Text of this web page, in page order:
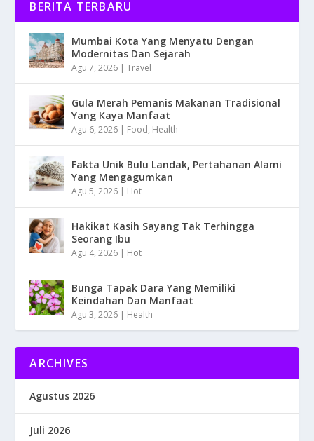
BERITA TERBARU
Mumbai Kota Yang Menyatu Dengan
Modernitas Dan Sejarah
Agu 7, 2026 |Travel
Gula Merah Pemanis Makanan Tradisional
Yang Kaya Manfaat
Agu 6, 2026 | Food, Health
Fakta Unik Bulu Landak, Pertahanan Alami
Yang Mengagumkan
Agu 5, 2026 | Hot
Hakikat Kasih Sayang Tak Terhingga
Seorang Ibu
Agu 4, 2026 | Hot
Bunga Tapak Dara Yang Memiliki
Keindahan Dan Manfaat
Agu 3, 2026 | Health
ARCHIVES
Agustus 2026
Juli 2026